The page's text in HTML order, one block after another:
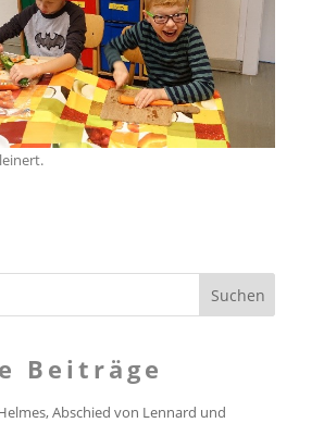
Beiträge
Abschied von Lennard und